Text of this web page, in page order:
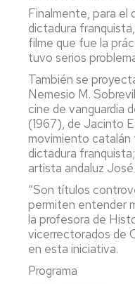
Finalmente, para el
dictadura
filme que fue la
tuvo serios
También se
Nemesio M.
cine de vanguardia
(1967), de Jacinto
movimiento catalán
dictadura
artista andaluz
“Son títulos
permiten entender
la profesora de
vicerrectorados de
en esta iniciativa.
Programa